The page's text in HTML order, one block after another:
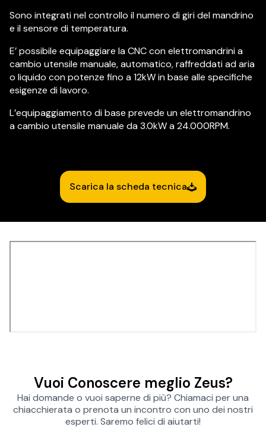
Sono integrati nel controllo il numero di giri del mandrino
e il sensore di temperatura.
E’ possibile equipaggiare la CNC con elettromandrini a
cambio utensile manuale, automatico, raffreddati ad aria
o liquido con potenze fino a 12kW in base alle specifiche
esigenze di lavoro.
L’equipaggiamento di base prevede un elettromandrino
a cambio utensile manuale da 3.0kW a 24.000RPM.
Scarica la scheda tecnica
Vuoi Conoscere meglio Zeus?
Hai domande o vuoi saperne di più? Chiamaci per una
chiacchierata o prenota un incontro con uno dei nostri
esperti. Saremo felici di aiutarti!